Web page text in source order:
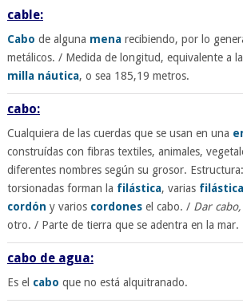
cable:
Cabo de alguna menarecibiendo, por lo
metálicos. / Medida de longitud, equivalente a
milla náutica, o sea 185,19 metros.
cabo:
Cualquiera de las cuerdas que se usan en una
construídas con fibras textiles, animales,
diferentes nombres según su grosor.
torsionadas forman la filástica, varias
cordón y varios cordonesel cabo. / Dar cabo,
otro. / Parte de tierra que se adentra en la mar.
cabo de agua:
Es el cabo que no está alquitranado.